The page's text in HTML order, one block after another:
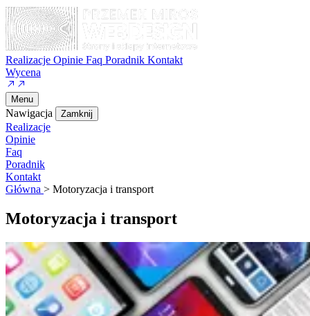
Realizacje Opinie Faq Poradnik Kontakt
Wycena
Menu
Nawigacja Zamknij
Realizacje
Opinie
Faq
Poradnik
Kontakt
Główna > Motoryzacja i transport
Motoryzacja i transport